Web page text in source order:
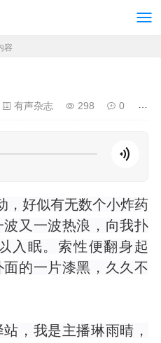
容
有声杂志 298 0
，好似有无数个小炸药
又一波热浪，向我扑
入眠。索性便翻身起
的一片漆黑，久久不
，我是主播琳雨晴，